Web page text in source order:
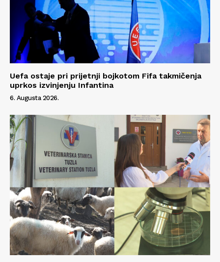
O nama
Kontakt
Impressum
Uefa ostaje pri prijetnji bojkotom Fifa takmičenja
uprkos izvinjenju Infantina
6. Augusta 2026.